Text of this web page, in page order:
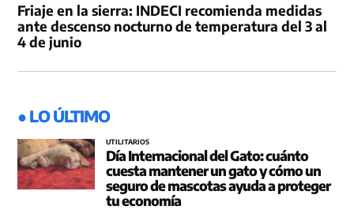
Friaje en la sierra: INDECI recomienda medidas
ante descenso nocturno de temperatura del 3 al
4 de junio
● LO ÚLTIMO
UTILITARIOS
Día Internacional del Gato: cuánto
cuesta mantener un gato y cómo un
seguro de mascotas ayuda a proteger
tu economía